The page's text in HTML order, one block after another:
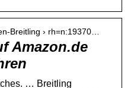
Breitling › rh=n:19370…
Amazon.de
… Breitling